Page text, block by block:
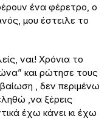
ένα φέρετρο, ο
μου έστειλε το
ναι! Χρόνια το
και ρώτησε τους
, δεν περιμένω
,να ξέρεις
έχω κάνει κι έχω